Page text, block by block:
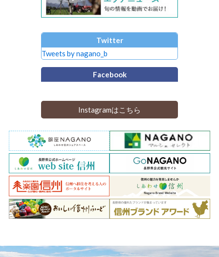
Twitter
Tweets by nagano_b
Facebook
Instagramはこちら